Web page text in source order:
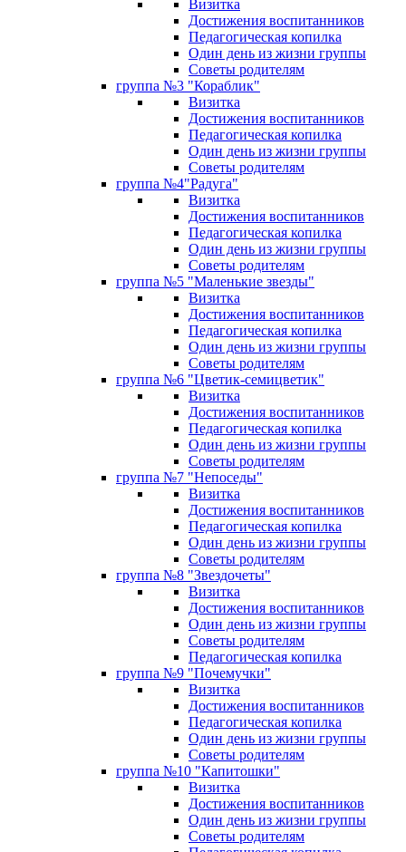
Визитка
Достижения воспитанников
Педагогическая копилка
Один день из жизни группы
Советы родителям
группа №3 "Кораблик"
Визитка
Достижения воспитанников
Педагогическая копилка
Один день из жизни группы
Советы родителям
группа №4"Радуга"
Визитка
Достижения воспитанников
Педагогическая копилка
Один день из жизни группы
Советы родителям
группа №5 "Маленькие звезды"
Визитка
Достижения воспитанников
Педагогическая копилка
Один день из жизни группы
Советы родителям
группа №6 "Цветик-семицветик"
Визитка
Достижения воспитанников
Педагогическая копилка
Один день из жизни группы
Советы родителям
группа №7 "Непоседы"
Визитка
Достижения воспитанников
Педагогическая копилка
Один день из жизни группы
Советы родителям
группа №8 "Звездочеты"
Визитка
Достижения воспитанников
Один день из жизни группы
Советы родителям
Педагогическая копилка
группа №9 "Почемучки"
Визитка
Достижения воспитанников
Педагогическая копилка
Один день из жизни группы
Советы родителям
группа №10 "Капитошки"
Визитка
Достижения воспитанников
Один день из жизни группы
Советы родителям